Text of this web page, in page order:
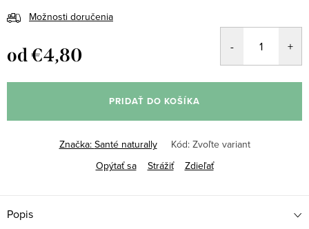
Možnosti doručenia
od€4,80
cena:
PRIDAŤ DO KOŠÍKA
Značka: Santé naturally Kód: Zvoľte variant
Opýtať sa
Strážiť Zdieľať
Popis